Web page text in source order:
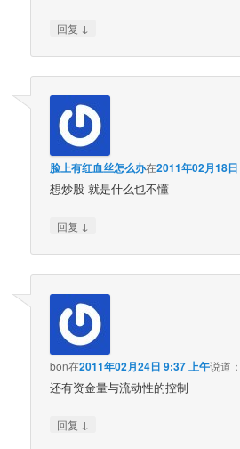
回复 ↓
脸上有红血丝怎么办在2011年02月18
想炒股 就是什么也不懂
回复 ↓
bon在2011年02月24日 9:37 上午说道：
还有资金量与流动性的控制
回复 ↓